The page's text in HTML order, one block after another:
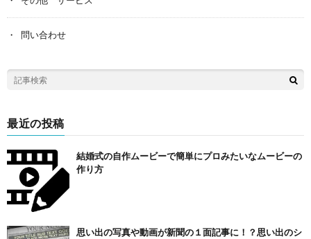
問い合わせ
最近の投稿
結婚式の自作ムービーで簡単にプロみたいなムービーの
作り方
思い出の写真や動画が新聞の１面記事に！？思い出のシ